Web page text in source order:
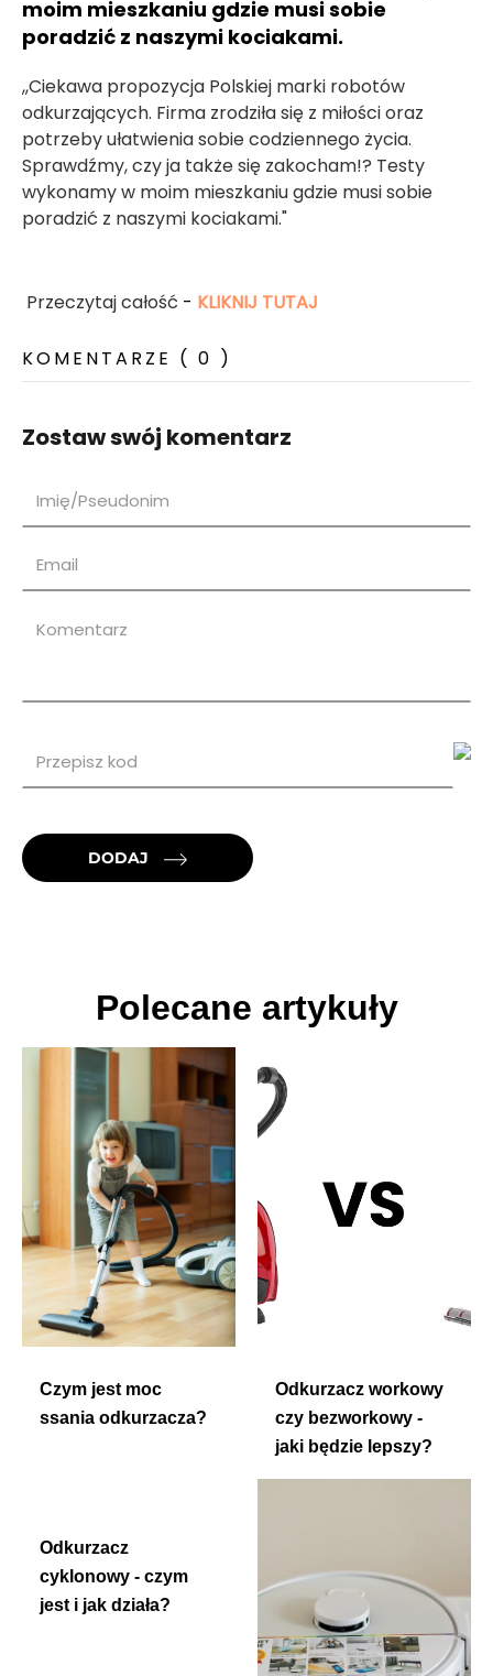
moim mieszkaniu gdzie musi sobie
poradzić z naszymi kociakami.
,,Ciekawa propozycja Polskiej marki robotów
odkurzających. Firma zrodziła się z miłości oraz
potrzeby ułatwienia sobie codziennego życia.
Sprawdźmy, czy ja także się zakocham!? Testy
wykonamy w moim mieszkaniu gdzie musi sobie
poradzić z naszymi kociakami."
Przeczytaj całość - KLIKNIJ TUTAJ
KOMENTARZE ( 0 )
Zostaw swój komentarz
DODAJ
Polecane artykuły
Czym jest moc
ssania odkurzacza?
Odkurzacz workowy
czy bezworkowy -
jaki będzie lepszy?
Odkurzacz
cyklonowy - czym
jest i jak działa?